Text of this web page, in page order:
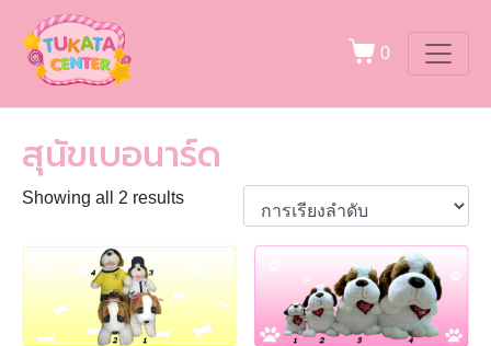
0
สุนัขเบอนาร์ด
Showing all 2 results